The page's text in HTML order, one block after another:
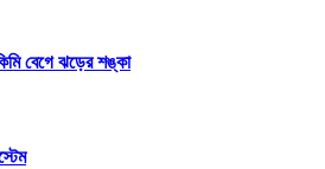
বেগে ঝড়ের শঙ্কা